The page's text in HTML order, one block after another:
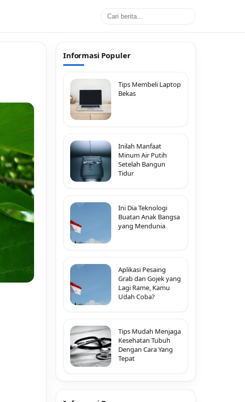
Informasi Populer
Tips Membeli Laptop
Bekas
Inilah Manfaat
Minum Air Putih
Setelah Bangun
Tidur
Ini Dia Teknologi
Buatan Anak Bangsa
yang Mendunia
Aplikasi Pesaing
Grab dan Gojek yang
Lagi Rame, Kamu
Udah Coba?
Tips Mudah Menjaga
Kesehatan Tubuh
Dengan Cara Yang
Tepat